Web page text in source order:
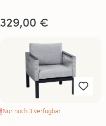
329,00 €
Nur noch 3 verfügbar